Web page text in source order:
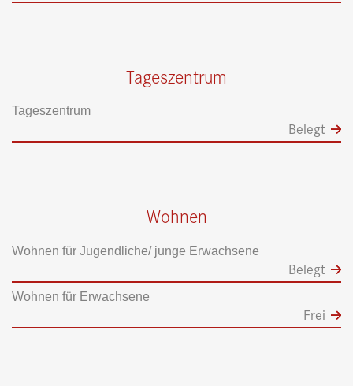
Tageszentrum
Tageszentrum
Belegt
Wohnen
Wohnen für Jugendliche/ junge Erwachsene
Belegt
Wohnen für Erwachsene
Frei